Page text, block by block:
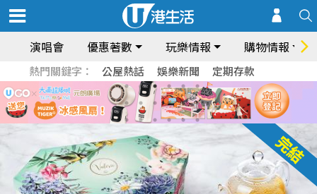
演唱會 優惠著數 玩樂情報 購物情報
熱門關鍵字： 公屋熱話 娛樂新聞 定期存款